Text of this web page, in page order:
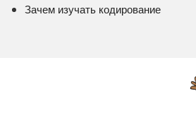
Зачем изучать кодирование